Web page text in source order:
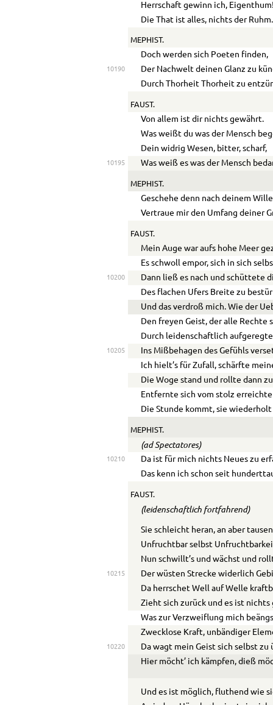
Herrschaft gewinn ich,
Die That ist alles, nichts der Ruhm.
MEPHIST.
Doch werden sich Poeten finden,
10190
Der Nachwelt deinen Glanz zu
Durch Thorheit Thorheit zu
FAUST.
Von allem ist dir nichts gewährt.
Was weißt du was der Mensch
Dein widrig Wesen, bitter, scharf,
10195 Was weiß es was der Mensch
MEPHIST.
Geschehe denn nach deinem
Vertraue mir den Umfang deiner
FAUST.
Mein Auge war aufs hohe Meer
Es schwoll empor, sich in sich
10200
Dann ließ es nach und schüttete
Des flachen Ufers Breite zu
Und das verdroß mich. Wie der Ue
Den freyen Geist, der alle Rechte
Durch leidenschaftlich
10205
Ins Mißbehagen des Gefühls
Ich hielt’s für Zufall, schärfte
Die Woge stand und rollte dann
Entfernte sich vom stolz
Die Stunde kommt, sie wiederholt
MEPHIST.
(ad Spectatores)
10210
Da ist für mich nichts Neues zu
Das kenn ich schon seit
FAUST.
(leidenschaftlich fortfahrend)
Sie schleicht heran, an aber
Unfruchtbar selbst
Nun schwillt’s und wächst und
10215
Der wüsten Strecke widerlich
Da herrschet Well auf Welle
Zieht sich zurück und es ist
Was zur Verzweiflung mich
Zwecklose Kraft, unbändiger
10220
Da wagt mein Geist sich selbst zu
Hier möcht’ ich kämpfen, dieß
Und es ist möglich, fluthend wie